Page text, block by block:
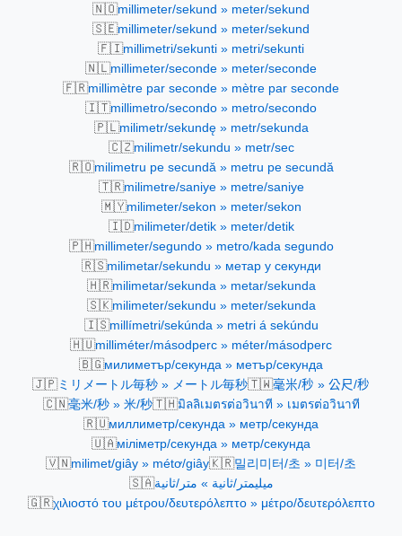
🇳🇴millimeter/sekund » meter/sekund
🇸🇪millimeter/sekund » meter/sekund
🇫🇮millimetri/sekunti » metri/sekunti
🇳🇱millimeter/seconde » meter/seconde
🇫🇷millimètre par seconde » mètre par seconde
🇮🇹millimetro/secondo » metro/secondo
🇵🇱milimetr/sekundę » metr/sekunda
🇨🇿milimetr/sekundu » metr/sec
🇷🇴milimetru pe secundă » metru pe secundă
🇹🇷milimetre/saniye » metre/saniye
🇲🇾milimeter/sekon » meter/sekon
🇮🇩milimeter/detik » meter/detik
🇵🇭millimeter/segundo » metro/kada segundo
🇷🇸milimetar/sekundu » метар у секунди
🇭🇷milimetar/sekunda » metar/sekunda
🇸🇰milimeter/sekundu » meter/sekunda
🇮🇸millímetri/sekúnda » metri á sekúndu
🇭🇺milliméter/másodperc » méter/másodperc
🇧🇬милиметър/секунда » метър/секунда
🇯🇵ミリメートル毎秒 » メートル毎秒🇹🇼毫米/秒 » 公尺/秒
🇨🇳毫米/秒 » 米/秒🇹🇭มิลลิเมตรต่อวินาที » เมตรต่อวินาที
🇷🇺миллиметр/секунда » метр/секунда
🇺🇦міліметр/секунда » метр/секунда
🇻🇳milimet/giây » métơ/giây🇰🇷밀리미터/초 » 미터/초
🇸🇦ميليمتر/ثانية » متر/ثانية
🇬🇷χιλιοστό του μέτρου/δευτερόλεπτο » μέτρο/δευτερόλεπτο